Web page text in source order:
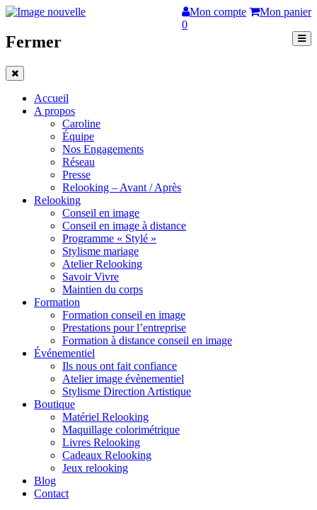
Mon compte
Mon panier
0
Fermer
Accueil
A propos
Caroline
Équipe
Nos Engagements
Réseau
Presse
Relooking – Avant / Après
Relooking
Conseil en image
Conseil en image à distance
Programme « Stylé »
Stylisme mariage
Atelier Relooking
Savoir Vivre
Maintien du corps
Formation
Formation conseil en image
Prestations pour l’entreprise
Formation à distance conseil en image
Événementiel
Ils nous ont fait confiance
Atelier image évènementiel
Stylisme Direction Artistique
Boutique
Matériel Relooking
Maquillage colorimétrique
Livres Relooking
Cadeaux Relooking
Jeux relooking
Blog
Contact